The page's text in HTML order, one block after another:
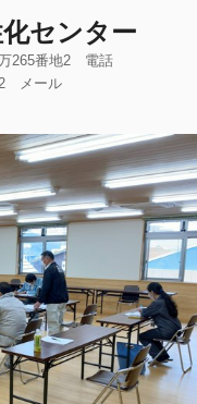
センター
万265番地2 電話
メール